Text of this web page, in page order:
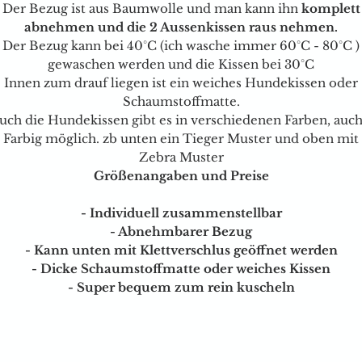
Der Bezug ist aus Baumwolle und man kann ihnkomplett
abnehmen und die 2 Aussenkissen raus nehmen.
Der Bezug kann bei 40°C (ich wasche immer 60°C - 80°C )
gewaschen werden und die Kissen bei 30°C
Innen zum drauf liegen ist ein weiches Hundekissen oder
Schaumstoffmatte.
die Hundekissen gibt es in verschiedenen Farben,
Farbig möglich. zb unten ein Tieger Muster und oben mit
Zebra Muster
Größenangaben und Preise
- Individuell zusammenstellbar
- Abnehmbarer Bezug
- Kann unten mit Klettverschlus geöffnet werden
- Dicke Schaumstoffmatte oder weiches Kissen
- Super bequem zum rein kuscheln